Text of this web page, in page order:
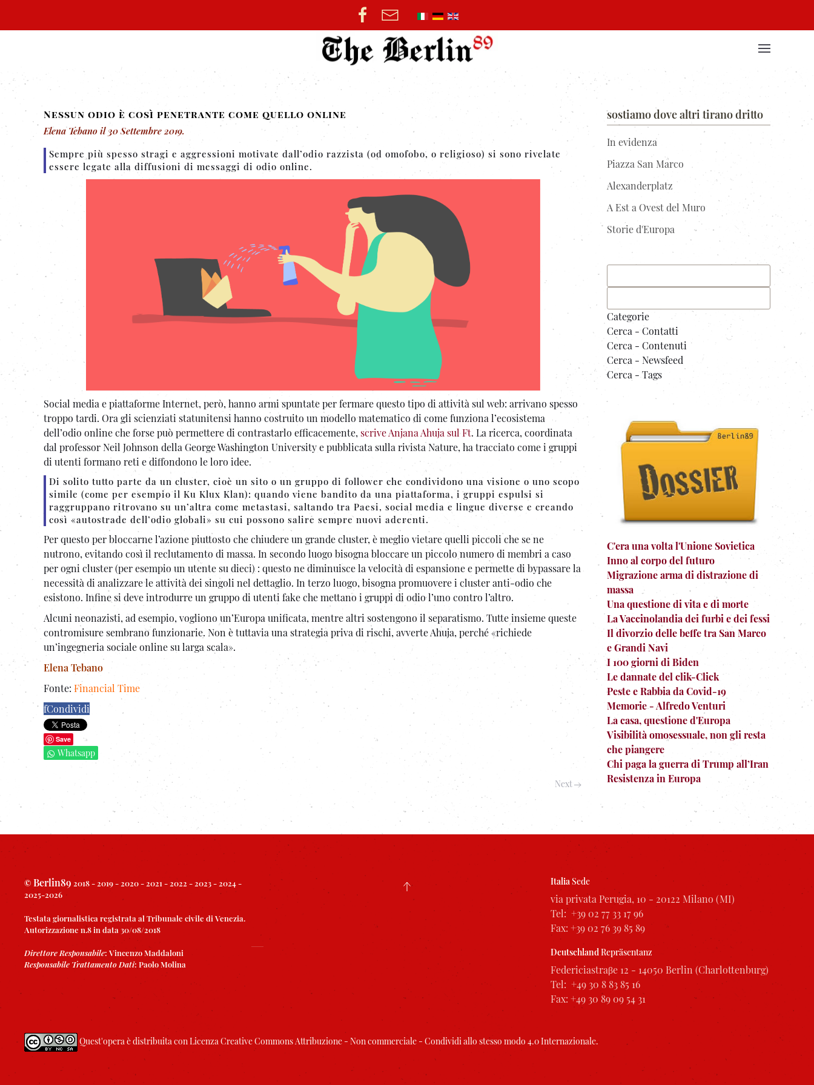
Nessun odio è così penetrante come quello online
Elena Tebano il 30 Settembre 2019.
Sempre più spesso stragi e aggressioni motivate dall’odio razzista (od omofobo, o religioso) si sono rivelate
essere legate alla diffusioni di messaggi di odio online.
Social media e piattaforme Internet, però, hanno armi spuntate per fermare questo tipo di attività sul web: arrivano spesso
troppo tardi. Ora gli scienziati statunitensi hanno costruito un modello matematico di come funziona l’ecosistema
dell’odio online che forse può permettere di contrastarlo efficacemente, scrive Anjana Ahuja sul Ft. La ricerca, coordinata
dal professor Neil Johnson della George Washington University e pubblicata sulla rivista Nature, ha tracciato come i gruppi
di utenti formano reti e diffondono le loro idee.
Di solito tutto parte da un cluster, cioè un sito o un gruppo di follower che condividono una visione o uno scopo
simile (come per esempio il Ku Klux Klan): quando viene bandito da una piattaforma, i gruppi espulsi si
raggruppano ritrovano su un’altra come metastasi, saltando tra Paesi, social media e lingue diverse e creando
così «autostrade dell’odio globali» su cui possono salire sempre nuovi aderenti.
Per questo per bloccarne l’azione piuttosto che chiudere un grande cluster, è meglio vietare quelli piccoli che se ne
nutrono, evitando così il reclutamento di massa. In secondo luogo bisogna bloccare un piccolo numero di membri a caso
per ogni cluster (per esempio un utente su dieci) : questo ne diminuisce la velocità di espansione e permette di bypassare la
necessità di analizzare le attività dei singoli nel dettaglio. In terzo luogo, bisogna promuovere i cluster anti-odio che
esistono. Infine si deve introdurre un gruppo di utenti fake che mettano i gruppi di odio l’uno contro l’altro.
Alcuni neonazisti, ad esempio, vogliono un’Europa unificata, mentre altri sostengono il separatismo. Tutte insieme queste
contromisure sembrano funzionarie. Non è tuttavia una strategia priva di rischi, avverte Ahuja, perché «richiede
un’ingegneria sociale online su larga scala».
Elena Tebano
Fonte: Financial Time
fCondividi
Save
Whatsapp
Next
sostiamo dove altri tirano dritto
In evidenza
Piazza San Marco
Alexanderplatz
A Est a Ovest del Muro
Storie d'Europa
Categorie
Cerca - Contatti
Cerca - Contenuti
Cerca - Newsfeed
Cerca - Tags
C'era una volta l'Unione Sovietica
Inno al corpo del futuro
Migrazione arma di distrazione di
massa
Una questione di vita e di morte
La Vaccinolandia dei furbi e dei fessi
Il divorzio delle beffe tra San Marco
e Grandi Navi
I 100 giorni di Biden
Le dannate del clik-Click
Peste e Rabbia da Covid-19
Memorie - Alfredo Venturi
La casa, questione d'Europa
Visibilità omosessuale, non gli resta
che piangere
Chi paga la guerra di Trump all’Iran
Resistenza in Europa
© Berlin89 2018 - 2019 - 2020 - 2021 - 2022 - 2023 - 2024 -
2025-2026
Testata giornalistica registrata al Tribunale civile di Venezia.
Autorizzazione n.8 in data 30/08/2018
Direttore Responsabile: Vincenzo Maddaloni
Responsabile Trattamento Dati: Paolo Molina
ItaliaSede
via privata Perugia, 10 - 20122 Milano (MI)
Tel: +39 02 77 33 17 96
Fax: +39 02 76 39 85 89
DeutschlandRepräsentanz
Federiciastraβe 12 - 14050 Berlin (Charlottenburg)
Tel: +49 30 8 83 85 16
Fax: +49 30 89 09 54 31
Quest'opera è distribuita con LicenzaCreative Commons Attribuzione - Non commerciale - Condividi allo stesso modo 4.0 Internazionale.